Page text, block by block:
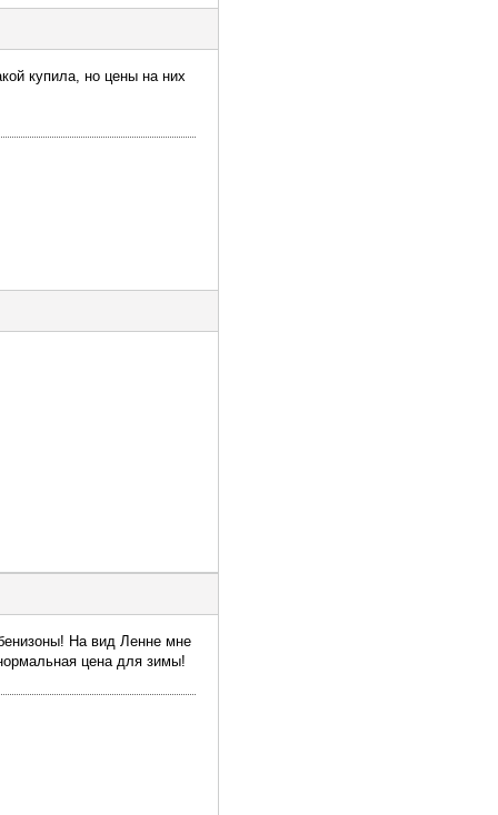
купила, но цены на них
На вид Ленне мне
цена для зимы!